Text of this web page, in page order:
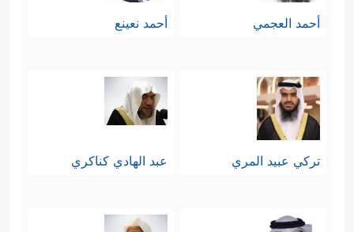
أحمد العجمي أحمد نعينع
تركي عبيد المري عبد الهادي كناكري